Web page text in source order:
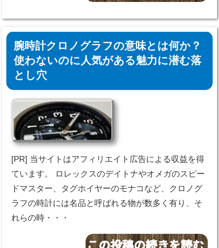
腕時計クロノグラフの意味とは何か？
使わないのに人気がある魅力に潜む落
とし穴
[PR] 当サイトはアフィリエイト広告による収益を得
ています。 ロレックスのデイトナやオメガのスピー
ドマスター、タグホイヤーのモナコなど、クロノグ
ラフの時計には名品と呼ばれる物が数多く有り、そ
れらの時・・・